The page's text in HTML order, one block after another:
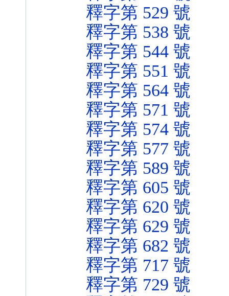
釋字第 529 號
釋字第 538 號
釋字第 544 號
釋字第 551 號
釋字第 564 號
釋字第 571 號
釋字第 574 號
釋字第 577 號
釋字第 589 號
釋字第 605 號
釋字第 620 號
釋字第 629 號
釋字第 682 號
釋字第 717 號
釋字第 729 號